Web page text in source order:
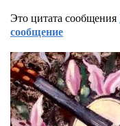
Это цитата сообщения
сообщение